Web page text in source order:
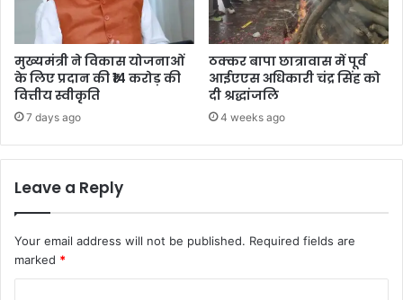
मुख्यमंत्री ने विकास योजनाओं
के लिए प्रदान की ₹14 करोड़ की
वित्तीय स्वीकृति
7 days ago
ठक्कर बापा छात्रावास में पूर्व
आईएएस अधिकारी चंद्र सिंह को
दी श्रद्धांजलि
4 weeks ago
Leave a Reply
Your email address will not be published. Required fields are
marked *